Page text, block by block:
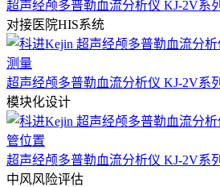
超声经颅多普勒血流分析仪 KJ-2V系列
对接医院HIS系统
超声经颅多普勒血流分析仪 KJ-2V系列
模块化设计
超声经颅多普勒血流分析仪 KJ-2V系列
中风风险评估